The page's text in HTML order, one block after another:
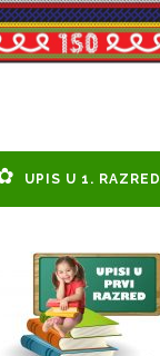
UPIS U 1. RAZRED